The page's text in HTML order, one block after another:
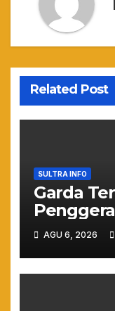
Related Post
SULTRA INFO
Garda
Resmi
Asta Cita
AGU 6, 2026